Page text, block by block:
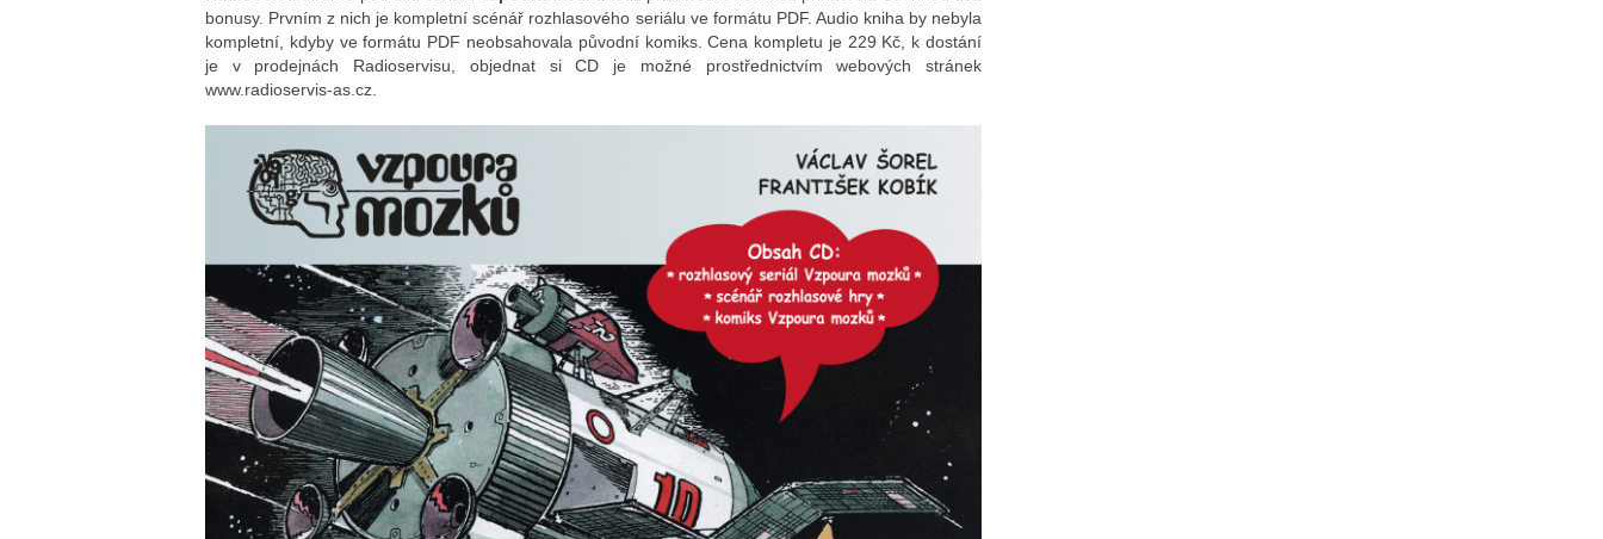
bonusy. Prvním z nich je kompletní scénář rozhlasového seriálu ve formátu PDF. Audio kniha by nebyla
kompletní, kdyby ve formátu PDF neobsahovala původní komiks. Cena kompletu je 229 Kč, k dostání
je v prodejnách Radioservisu, objednat si CD je možné prostřednictvím webových stránek
www.radioservis-as.cz.